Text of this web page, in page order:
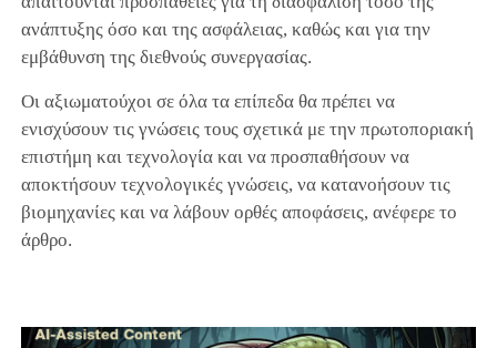
ανάπτυξης όσο και της ασφάλειας, καθώς και για την
εμβάθυνση της διεθνούς συνεργασίας.
Οι αξιωματούχοι σε όλα τα επίπεδα θα πρέπει να
ενισχύσουν τις γνώσεις τους σχετικά με την πρωτοποριακή
επιστήμη και τεχνολογία και να προσπαθήσουν να
αποκτήσουν τεχνολογικές γνώσεις, να κατανοήσουν τις
βιομηχανίες και να λάβουν ορθές αποφάσεις, ανέφερε το
άρθρο.